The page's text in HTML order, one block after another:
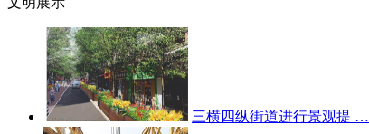
三横四纵街道进行景观提 …